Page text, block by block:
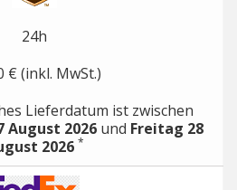
24h
€ (inkl. MwSt.)
Lieferdatum ist zwischen
August 2026und Freitag 28
2026 *